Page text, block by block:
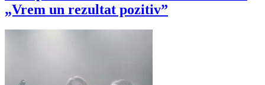
„Vrem un rezultat pozitiv”